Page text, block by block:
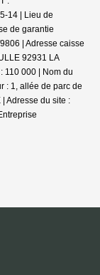
14 | Lieu de
de garantie
| Adresse caisse
92931 LA
110 000 | Nom du
: 1, allée de parc de
Adresse du site :